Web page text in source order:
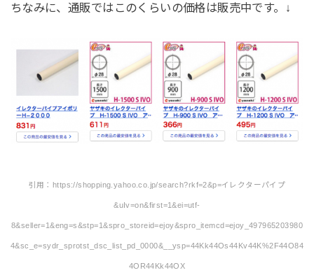
ちなみに、通販ではこのくらいの価格は販売中です。↓
引用：https://shopping.yahoo.co.jp/search?rkf=2&p=イレクターパイプ
&uIv=on&first=1&ei=utf-
8&seller=1&eng=s&stp=1&spro_storeid=ejoy&spro_itemcd=ejoy_497965203980
4&sc_e=sydr_sprotst_dsc_list_pd_0000&__ysp=44Kk44Os44Kv44K%2F44O84
4OR44Kk44OX